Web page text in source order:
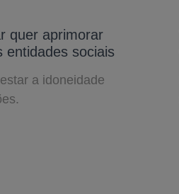
quer aprimorar
entidades sociais
a idoneidade